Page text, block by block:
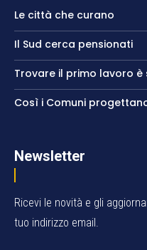
Le città che curano
Il Sud cerca pensionati
Trovare il primo lavoro
Così i Comuni
Newsletter
Ricevi le novità e gli
tuo indirizzo email.